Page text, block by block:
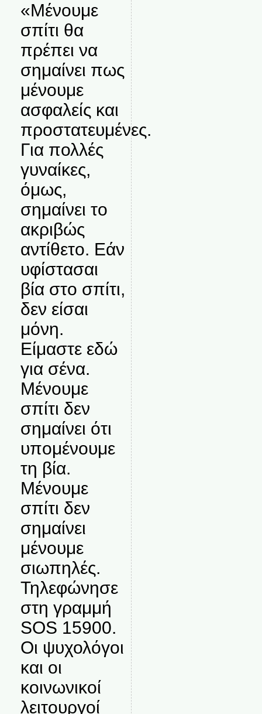
«Μένουμε
σπίτι θα
πρέπει να
σημαίνει πως
μένουμε
ασφαλείς και
προστατευμένες.
Για πολλές
γυναίκες,
όμως,
σημαίνει το
ακριβώς
αντίθετο. Εάν
υφίστασαι
βία στο σπίτι,
δεν είσαι
μόνη.
Είμαστε εδώ
για σένα.
Μένουμε
σπίτι δεν
σημαίνει ότι
υπομένουμε
τη βία.
Μένουμε
σπίτι δεν
σημαίνει
μένουμε
σιωπηλές.
Τηλεφώνησε
στη γραμμή
SOS 15900.
Οι ψυχολόγοι
και οι
κοινωνικοί
λειτουργοί